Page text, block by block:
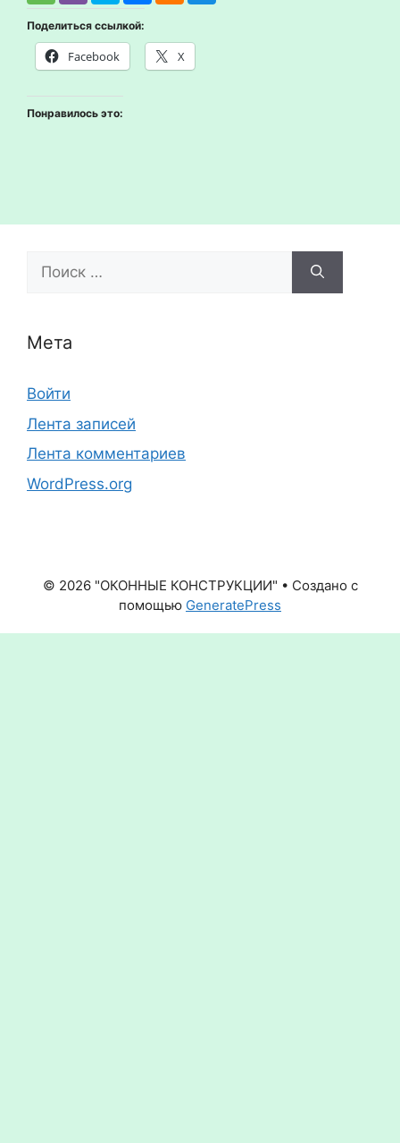
Поделиться ссылкой:
Facebook X
Понравилось это:
Поиск:
Мета
Войти
Лента записей
Лента комментариев
WordPress.org
© 2026 "ОКОННЫЕ КОНСТРУКЦИИ" • Создано с
помощью GeneratePress